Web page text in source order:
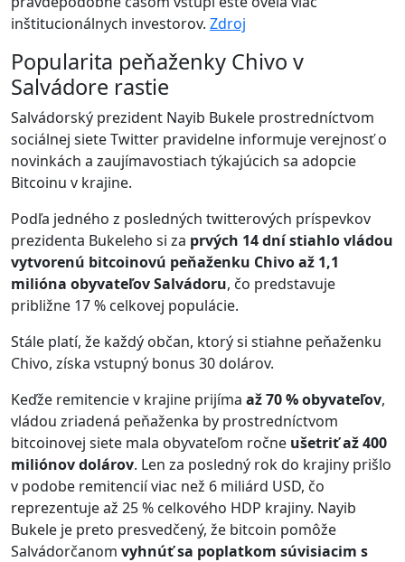
inštitucionálnych investorov. Zdroj
Popularita peňaženky Chivo v
Salvádore rastie
Salvádorský prezident Nayib Bukele prostredníctvom
sociálnej siete Twitter pravidelne informuje verejnosť o
novinkách a zaujímavostiach týkajúcich sa adopcie
Bitcoinu v krajine.
Podľa jedného z posledných twitterových príspevkov
prezidenta Bukeleho si za prvých 14 dní stiahlo vládou
vytvorenú bitcoinovú peňaženku Chivo až 1,1
milióna obyvateľov Salvádoru, čo predstavuje
približne 17 % celkovej populácie.
Stále platí, že každý občan, ktorý si stiahne peňaženku
Chivo, získa vstupný bonus 30 dolárov.
Keďže remitencie v krajine prijíma až 70 % obyvateľov,
vládou zriadená peňaženka by prostredníctvom
bitcoinovej siete mala obyvateľom ročne ušetriť až 400
miliónov dolárov. Len za posledný rok do krajiny prišlo
v podobe remitencií viac než 6 miliárd USD, čo
reprezentuje až 25 % celkového HDP krajiny. Nayib
Bukele je preto presvedčený, že bitcoin pomôže
Salvádorčanom vyhnúť sa poplatkom súvisiacim s